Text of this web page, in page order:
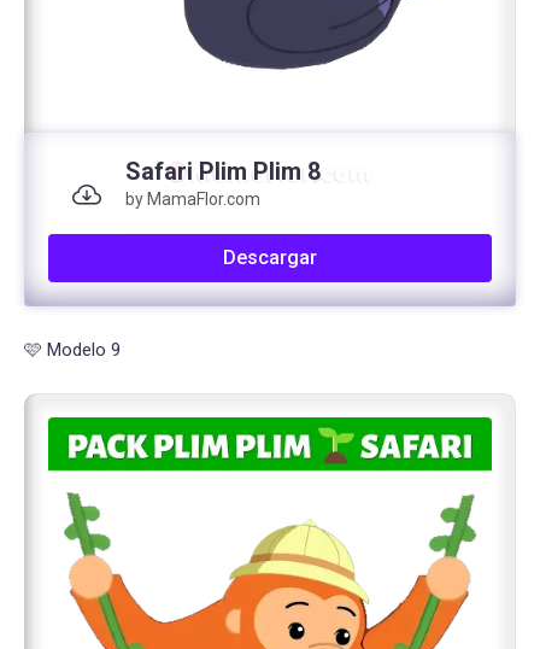
Safari Plim Plim 8
by MamaFlor.com
Descargar
🩷 Modelo 9